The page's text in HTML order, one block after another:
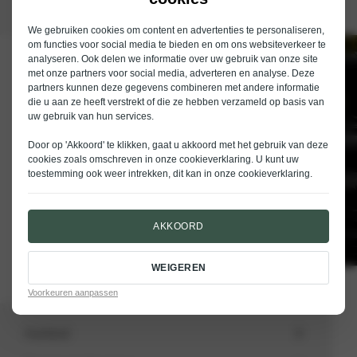
We gebruiken cookies om content en advertenties te personaliseren,
om functies voor social media te bieden en om ons websiteverkeer te
analyseren. Ook delen we informatie over uw gebruik van onze site
met onze partners voor social media, adverteren en analyse. Deze
partners kunnen deze gegevens combineren met andere informatie
die u aan ze heeft verstrekt of die ze hebben verzameld op basis van
uw gebruik van hun services.
Door op 'Akkoord' te klikken, gaat u akkoord met het gebruik van deze
cookies zoals omschreven in onze cookieverklaring. U kunt uw
toestemming ook weer intrekken, dit kan in onze cookieverklaring.
AKKOORD
WEIGEREN
Voorkeuren aanpassen
Schrijf je in voor de nieuwsbrief van
Nieuwenhuijse
E-mailadres
VERSTUREN